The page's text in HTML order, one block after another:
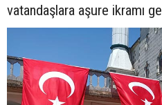
vatandaşlara aşure ikramı